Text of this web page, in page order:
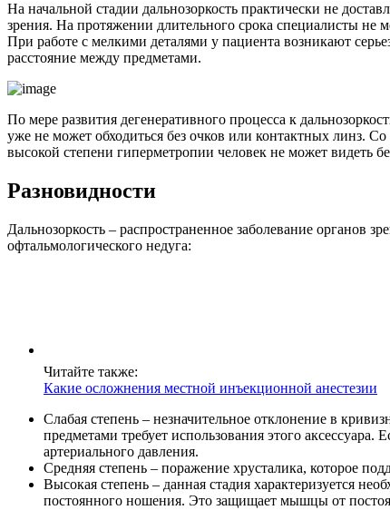
На начальной стадии дальнозоркость практически не
зрения. На протяжении длительного срока специалисты не
При работе с мелкими деталями у пациента возникают
расстояние между предметами.
По мере развития дегенеративного процесса к
уже не может обходиться без очков или контактных линз.
высокой степени гиперметропии человек не может видеть
Разновидности
Дальнозоркость – распространенное заболевание органов
офтальмологического недуга:
Читайте также:
Какие осложнения местной инъекционной анестезии
Слабая степень – незначительное отклонение в
предметами требует использования этого
артериального давления.
Средняя степень – поражение хрусталика, которое
Высокая степень – данная стадия характеризуется
постоянного ношения. Это защищает мышцы от